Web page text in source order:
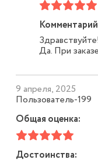
Здравствуйте!
Да. При
9 апреля, 2025
Пользователь-199
Общая оценка:
Достоинства: